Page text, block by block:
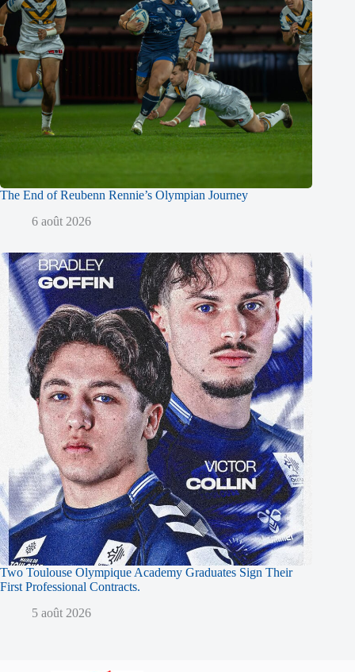
The End of Reubenn Rennie’s Olympian Journey
6 août 2026
Two Toulouse Olympique Academy Graduates Sign Their
First Professional Contracts.
5 août 2026